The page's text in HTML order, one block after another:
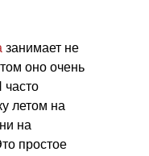
занимает не
оно очень
часто
летом на
на
простое